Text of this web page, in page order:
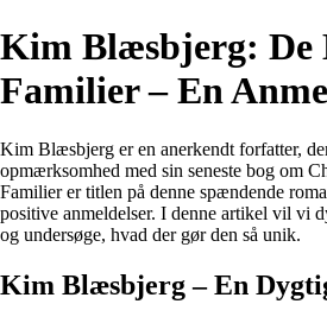
Kim Blæsbjerg: De
Familier – En
Kim Blæsbjerg er en anerkendt forfatter,
opmærksomhed med sin seneste bog om
Familier er titlen på denne spændende
positive anmeldelser. I denne artikel vil vi
og undersøge, hvad der gør den så unik.
Kim Blæsbjerg – En